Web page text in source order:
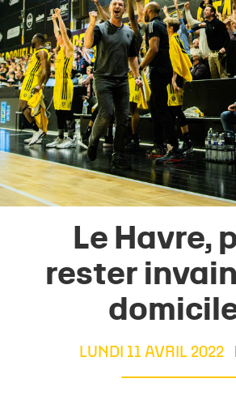
Le Havre,
rester
LUNDI 11 AVRIL 2022